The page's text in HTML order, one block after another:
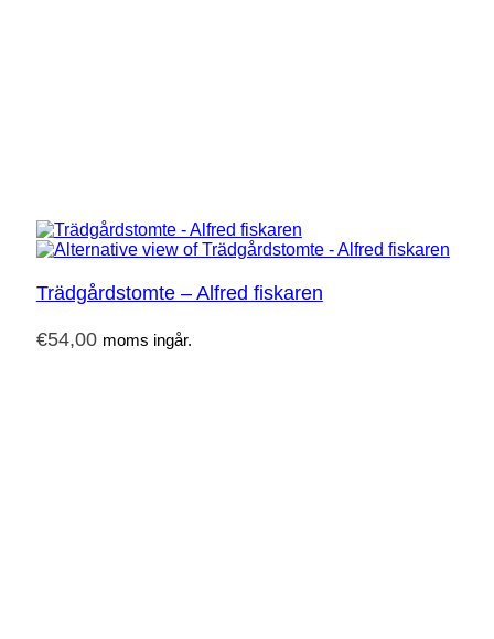
Trädgårdstomte – Alfred fiskaren
€54,00 moms ingår.